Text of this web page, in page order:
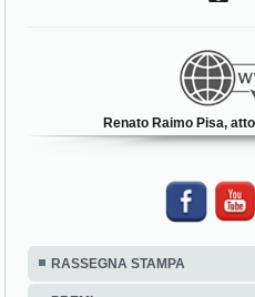
Renato Raimo Pisa,
RASSEGNA STAMPA